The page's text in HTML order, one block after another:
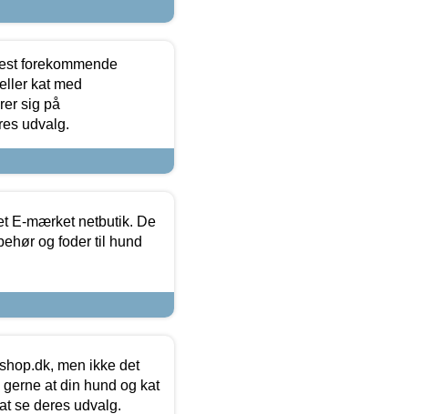
forekommende
kat med
sig på
udvalg.
E-mærket netbutik. De
og foder til hund
men ikke det
at din hund og kat
se deres udvalg.